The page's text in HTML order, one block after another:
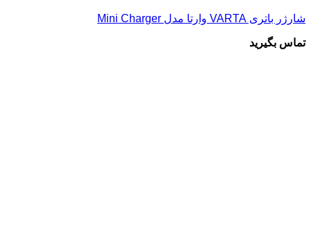
شارژر باتری VARTA وارتا مدل Mini Charger
تماس بگیرید